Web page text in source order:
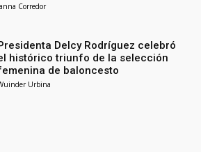
Corredor
Delcy Rodríguez celebró
histórico triunfo de la selección
de baloncesto
Urbina